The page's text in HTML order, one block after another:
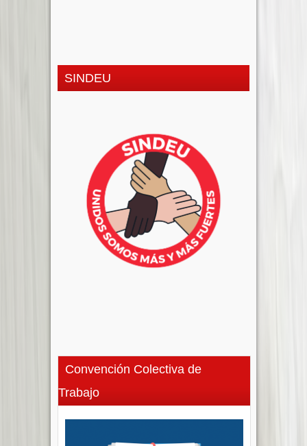
SINDEU
Convención Colectiva de
Trabajo